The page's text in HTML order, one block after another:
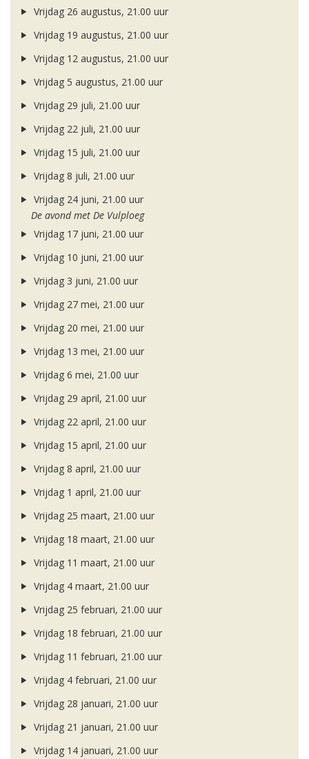
Vrijdag 26 augustus, 21.00 uur
Vrijdag 19 augustus, 21.00 uur
Vrijdag 12 augustus, 21.00 uur
Vrijdag 5 augustus, 21.00 uur
Vrijdag 29 juli, 21.00 uur
Vrijdag 22 juli, 21.00 uur
Vrijdag 15 juli, 21.00 uur
Vrijdag 8 juli, 21.00 uur
Vrijdag 24 juni, 21.00 uur
De avond met De Vulploeg
Vrijdag 17 juni, 21.00 uur
Vrijdag 10 juni, 21.00 uur
Vrijdag 3 juni, 21.00 uur
Vrijdag 27 mei, 21.00 uur
Vrijdag 20 mei, 21.00 uur
Vrijdag 13 mei, 21.00 uur
Vrijdag 6 mei, 21.00 uur
Vrijdag 29 april, 21.00 uur
Vrijdag 22 april, 21.00 uur
Vrijdag 15 april, 21.00 uur
Vrijdag 8 april, 21.00 uur
Vrijdag 1 april, 21.00 uur
Vrijdag 25 maart, 21.00 uur
Vrijdag 18 maart, 21.00 uur
Vrijdag 11 maart, 21.00 uur
Vrijdag 4 maart, 21.00 uur
Vrijdag 25 februari, 21.00 uur
Vrijdag 18 februari, 21.00 uur
Vrijdag 11 februari, 21.00 uur
Vrijdag 4 februari, 21.00 uur
Vrijdag 28 januari, 21.00 uur
Vrijdag 21 januari, 21.00 uur
Vrijdag 14 januari, 21.00 uur